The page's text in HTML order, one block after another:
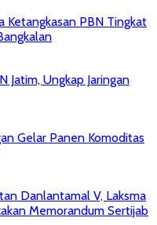
Ketangkasan PBN Tingkat
Jatim, Ungkap Jaringan
Gelar Panen Komoditas
Danlantamal V, Laksma
Memorandum Sertijab